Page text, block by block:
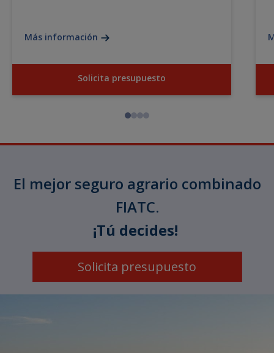
Más información
Solicita presupuesto
El mejor seguro agrario combinado
FIATC.
¡Tú decides!
Solicita presupuesto